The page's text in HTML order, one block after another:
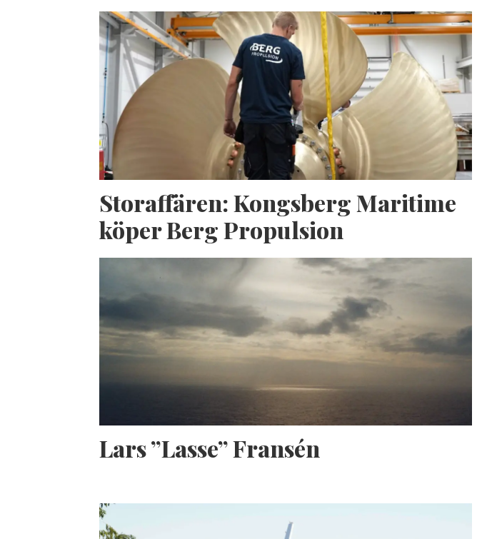
Storaffären: Kongsberg Maritime
köper Berg Propulsion
Lars ”Lasse” Fransén